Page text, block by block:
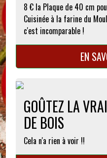
8 € la Plaque de 40 cm
Cuisinée à la farine du
c'est incomparable !
EN
GOÛTEZ LA
DE BOIS
Cela n'a rien à voir !!